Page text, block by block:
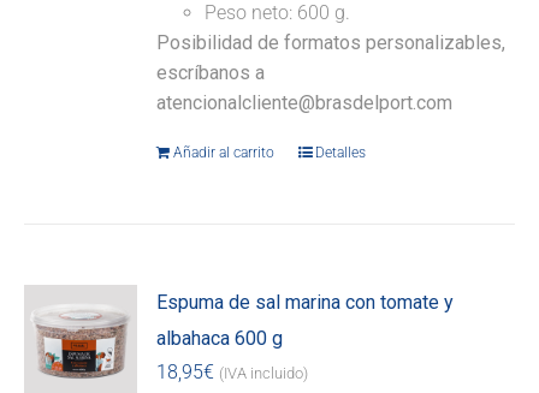
Peso neto: 600 g.
Posibilidad de formatos personalizables,
escríbanos a
atencionalcliente@brasdelport.com
Añadir al carrito Detalles
Espuma de sal marina con tomate y
albahaca 600 g
18,95€ (IVA incluido)